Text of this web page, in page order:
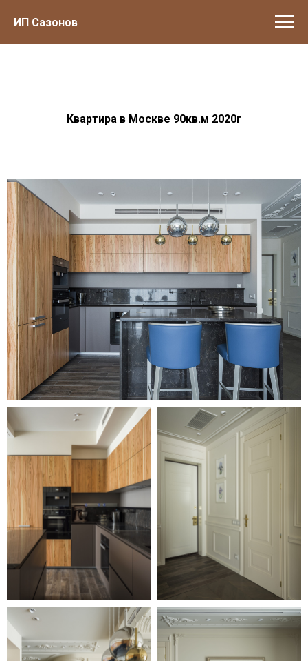
ИП Сазонов
Квартира в Москве 90кв.м 2020г